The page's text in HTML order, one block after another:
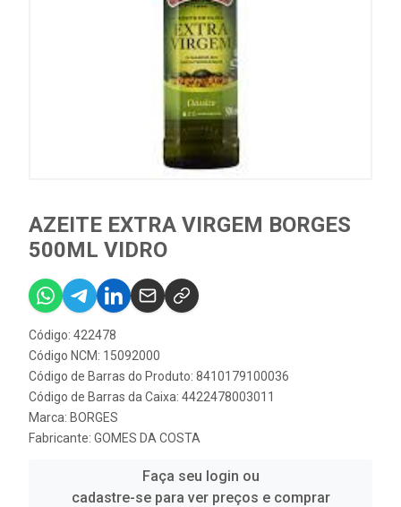
AZEITE EXTRA VIRGEM BORGES
500ML VIDRO
Código: 422478
Código NCM: 15092000
Código de Barras do Produto: 8410179100036
Código de Barras da Caixa: 4422478003011
Marca: BORGES
Fabricante: GOMES DA COSTA
Faça seu login ou
cadastre-se para ver preços e comprar